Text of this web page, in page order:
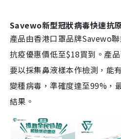
Savewo新型冠狀病毒快速抗
產品由香港口罩品牌Savewo聯
抗疫優惠價低至$18買到。產
要以採集鼻液樣本作檢測，能
變種病毒，準確度達至99%，
結果。